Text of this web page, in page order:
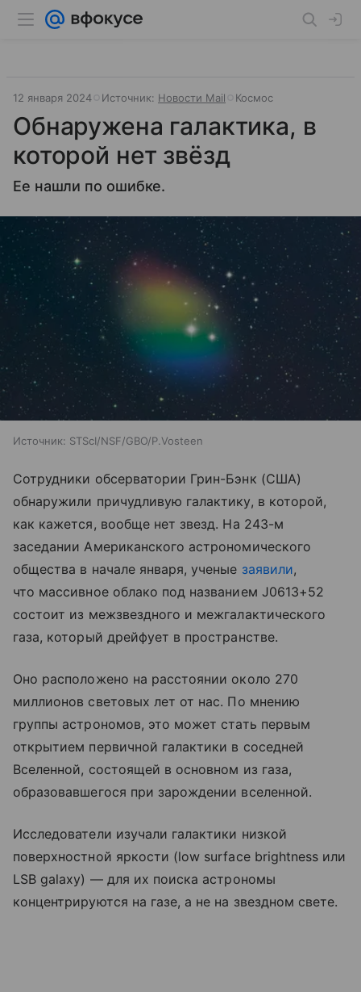
12 января 2024 Источник: Новости Mail Космос
Обнаружена галактика, в
которой нет звёзд
Ее нашли по ошибке.
Источник: STScI/NSF/GBO/P.Vosteen
Сотрудники обсерватории Грин-Бэнк (США)
обнаружили причудливую галактику, в которой,
как кажется, вообще нет звезд. На 243-м
заседании Американского астрономического
общества в начале января, ученые заявили,
что массивное облако под названием J0613+52
состоит из межзвездного и межгалактического
газа, который дрейфует в пространстве.
Оно расположено на расстоянии около 270
миллионов световых лет от нас. По мнению
группы астрономов, это может стать первым
открытием первичной галактики в соседней
Вселенной, состоящей в основном из газа,
образовавшегося при зарождении вселенной.
Исследователи изучали галактики низкой
поверхностной яркости (low surface brightness или
LSB galaxy) — для их поиска астрономы
концентрируются на газе, а не на звездном свете.